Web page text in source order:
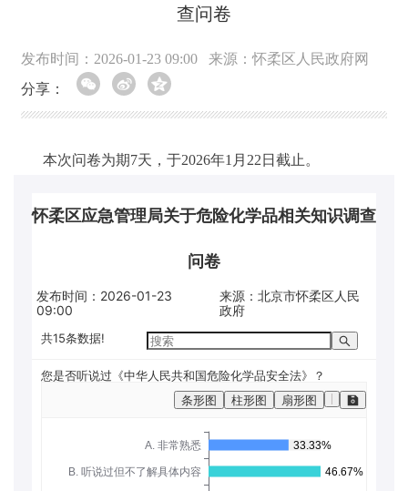
查问卷
发布时间：2026-01-23 09:00
来源：怀柔区人民政府网
分享：
本次问卷为期7天，于2026年1月22日截止。